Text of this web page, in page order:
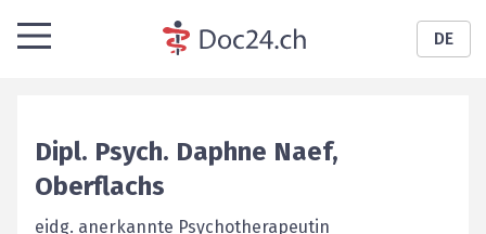
DE
Dipl. Psych. Daphne Naef,
Oberflachs
eidg. anerkannte Psychotherapeutin